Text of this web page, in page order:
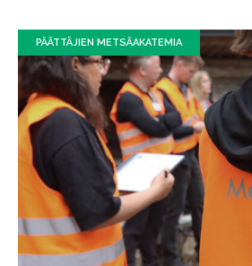
PÄÄTTÄJIEN METSÄAKATEMIA